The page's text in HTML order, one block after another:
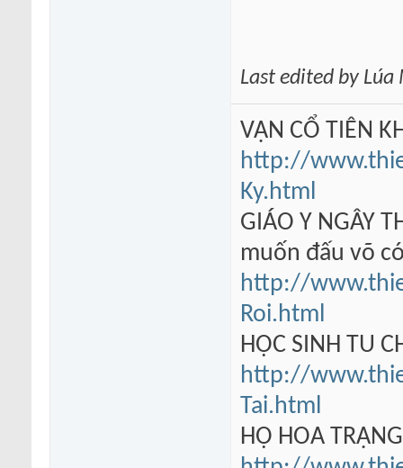
Last edited by
VẠN CỔ TIÊN
http://
Ky.html
GIÁO Y NGÂY
muốn đấu võ
http://
Roi.html
HỌC SINH TU
http://
Tai.html
HỘ HOA